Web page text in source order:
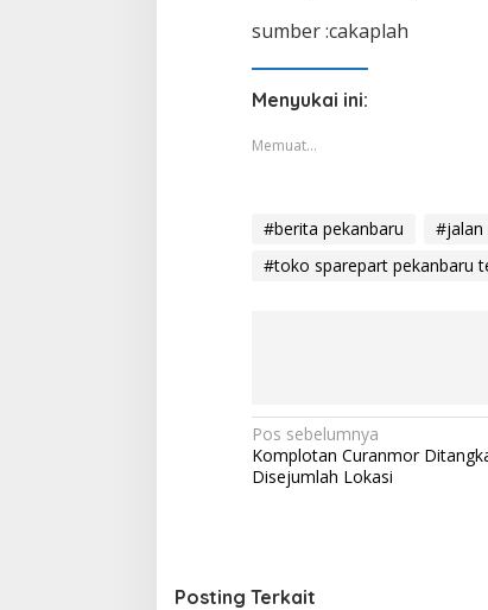
sumber :cakaplah
Menyukai ini:
Memuat...
#berita pekanbaru #jalan
#toko sparepart pekanbaru
Navigasi
pos
Pos sebelumnya
Komplotan Curanmor
Disejumlah Lokasi
Posting Terkait